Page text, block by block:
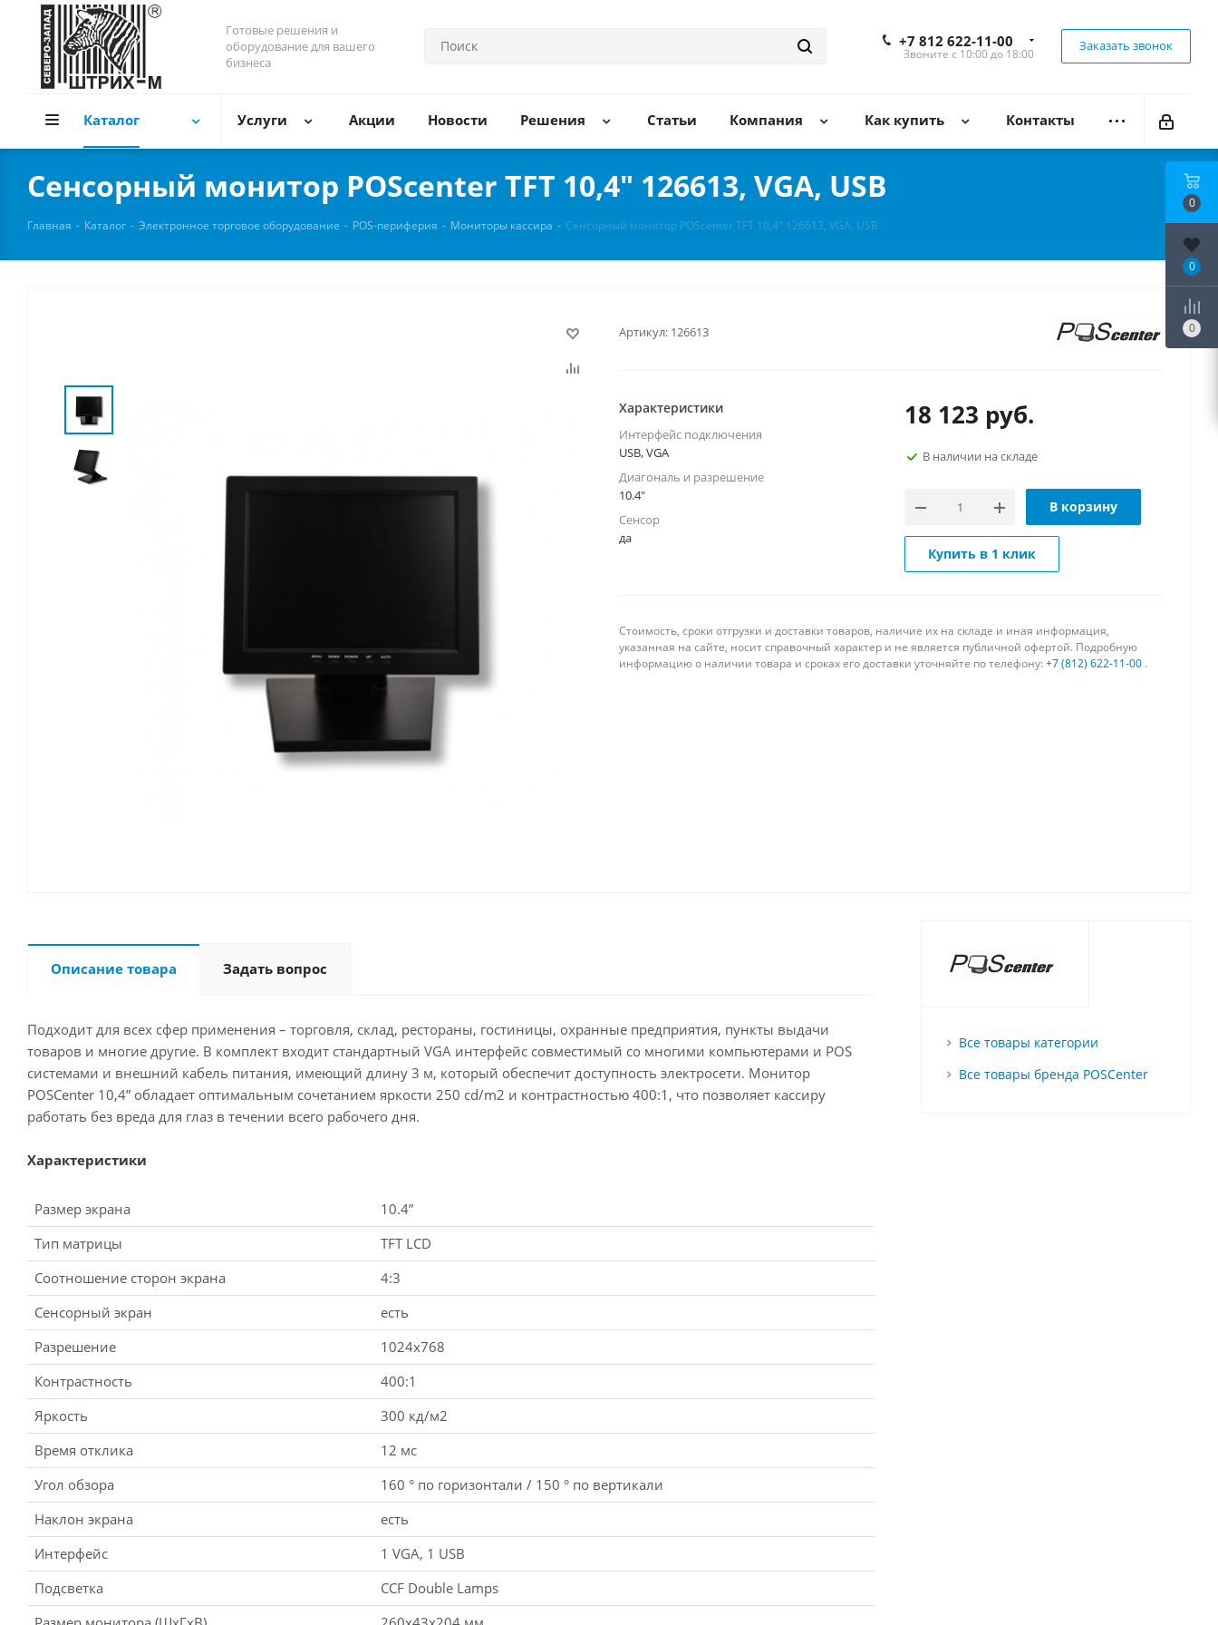
Готовые решения и
оборудование для вашего
бизнеса
+7 812 622-11-00
Звоните с 10:00 до 18:00
Заказать звонок
Каталог Услуги Акции Новости Решения Статьи Компания Как купить Контакты
Сенсорный монитор POScenter TFT 10,4" 126613, VGA, USB
Главная - Каталог - Электронное торговое оборудование - POS-периферия - Мониторы кассира - Сенсорный монитор POScenter TFT 10,4" 126613, VGA, USB
Артикул: 126613
Характеристики
Интерфейс подключения
USB, VGA
Диагональ и разрешение
10.4"
Сенсор
да
18 123 руб.
В наличии на складе
В корзину
Купить в 1 клик
Стоимость, сроки отгрузки и доставки товаров, наличие их на складе и иная информация,
указанная на сайте, носит справочный характер и не является публичной офертой. Подробную
информацию о наличии товара и сроках его доставки уточняйте по телефону: +7 (812) 622-11-00 .
Описание товара Задать вопрос
Подходит для всех сфер применения – торговля, склад, рестораны, гостиницы, охранные предприятия, пункты выдачи
товаров и многие другие. В комплект входит стандартный VGA интерфейс совместимый со многими компьютерами и POS
системами и внешний кабель питания, имеющий длину 3 м, который обеспечит доступность электросети. Монитор
POSCenter 10,4” обладает оптимальным сочетанием яркости 250 cd/m2 и контрастностью 400:1, что позволяет кассиру
работать без вреда для глаз в течении всего рабочего дня.
Характеристики
Размер экрана
10.4”
Тип матрицы
TFT LCD
Соотношение сторон экрана
4:3
Сенсорный экран
есть
Разрешение
1024х768
Контрастность
400:1
Яркость
300 кд/м2
Время отклика
12 мс
Угол обзора
160 ° по горизонтали / 150 ° по вертикали
Наклон экрана
есть
Интерфейс
1 VGA, 1 USB
Подсветка
CCF Double Lamps
Все товары категории
Все товары бренда POSCenter
0
0
0